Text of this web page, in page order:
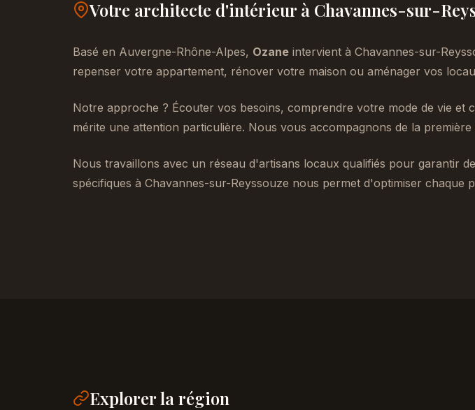
Votre architecte d'intérieur à Chavannes-sur-
Basé en Auvergne-Rhône-Alpes, Ozane intervient à Chavannes-sur-
repenser votre appartement, rénover votre maison ou aménager vos
Notre approche ? Écouter vos besoins, comprendre votre mode de vie et
mérite une attention particulière. Nous vous accompagnons de la
Nous travaillons avec un réseau d'artisans locaux qualifiés pour garantir
spécifiques à Chavannes-sur-Reyssouze nous permet d'optimiser chaque
Explorer la région